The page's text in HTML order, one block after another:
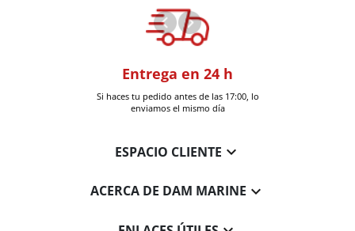
Entrega en 24 h
Si haces tu pedido antes de las 17:00, lo
enviamos el mismo día
ESPACIO CLIENTE 
ACERCA DE DAM MARINE 